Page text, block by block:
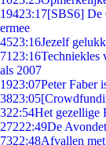
19423:17[SBS6] De
ermee
4523:16Jezelf
71 23:16Techniekles
als 2007
1923:07Peter Faber
3823:05
322:54Het gezellige
27222:49De
7322:48Afvallen